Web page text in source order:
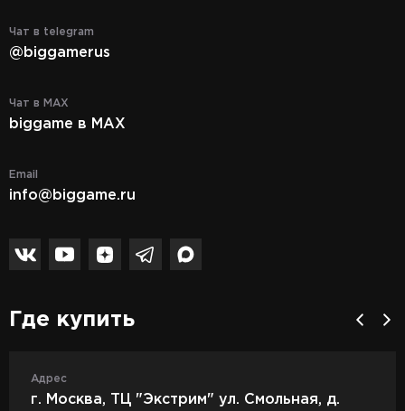
Чат в telegram
@biggamerus
Чат в MAX
biggame в MAX
Email
info@biggame.ru
Где купить
Адрес
г. Москва, ТЦ "Экстрим" ул. Смольная, д.